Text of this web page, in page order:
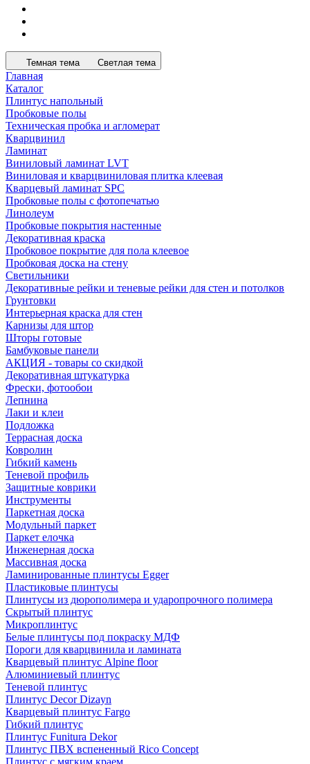
Темная тема Светлая тема
Главная
Каталог
Плинтус напольный
Пробковые полы
Техническая пробка и агломерат
Кварцвинил
Ламинат
Виниловый ламинат LVT
Виниловая и кварцвиниловая плитка клеевая
Кварцевый ламинат SPC
Пробковые полы с фотопечатью
Линолеум
Пробковые покрытия настенные
Декоративная краска
Пробковое покрытие для пола клеевое
Пробковая доска на стену
Светильники
Декоративные рейки и теневые рейки для стен и потолков
Грунтовки
Интерьерная краска для стен
Карнизы для штор
Шторы готовые
Бамбуковые панели
АКЦИЯ - товары со скидкой
Декоративная штукатурка
Фрески, фотообои
Лепнина
Лаки и клеи
Подложка
Террасная доска
Ковролин
Гибкий камень
Теневой профиль
Защитные коврики
Инструменты
Паркетная доска
Модульный паркет
Паркет елочка
Инженерная доска
Массивная доска
Ламинированные плинтусы Egger
Пластиковые плинтусы
Плинтусы из дюрополимера и ударопрочного полимера
Скрытый плинтус
Микроплинтус
Белые плинтусы под покраску МДФ
Пороги для кварцвинила и ламината
Кварцевый плинтус Alpine floor
Алюминиевый плинтус
Теневой плинтус
Плинтус Decor Dizayn
Кварцевый плинтус Fargo
Гибкий плинтус
Плинтус Funitura Dekor
Плинтус ПВХ вспененный Rico Concept
Плинтус с мягким краем